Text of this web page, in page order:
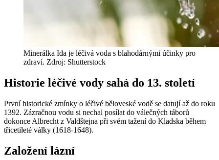
Minerálka Ida je léčivá voda s blahodárnými účinky pro
zdraví. Zdroj: Shutterstock
Historie léčivé vody sahá do 13. století
První historické zmínky o léčivé běloveské vodě se datují až do roku
1392. Zázračnou vodu si nechal posílat do válečných táborů
dokonce Albrecht z Valdštejna při svém tažení do Kladska během
třicetileté války (1618-1648).
Založení lázní